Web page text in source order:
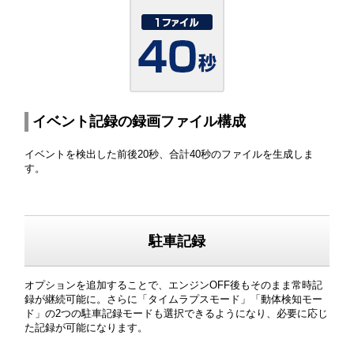
イベント記録の録画ファイル構成
イベントを検出した前後20秒、合計40秒のファイルを生成しま
す。
駐車記録
オプションを追加することで、エンジンOFF後もそのまま常時記
録が継続可能に。さらに「タイムラプスモード」「動体検知モー
ド」の2つの駐車記録モードも選択できるようになり、必要に応じ
た記録が可能になります。